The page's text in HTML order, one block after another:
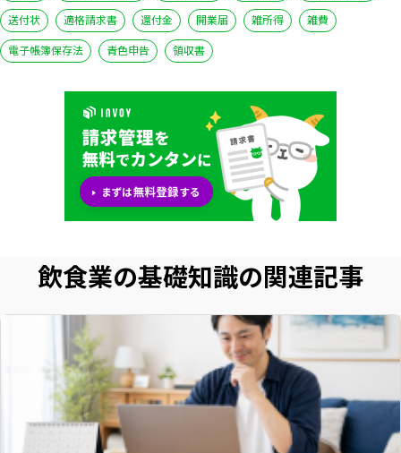
送付状
適格請求書 還付金 開業届 雑所得
雑費
電子帳簿保存法
青色申告 領収書
飲食業の基礎知識の関連記事